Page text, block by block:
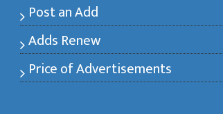
Post an Add
Adds Renew
Price of Advertisements